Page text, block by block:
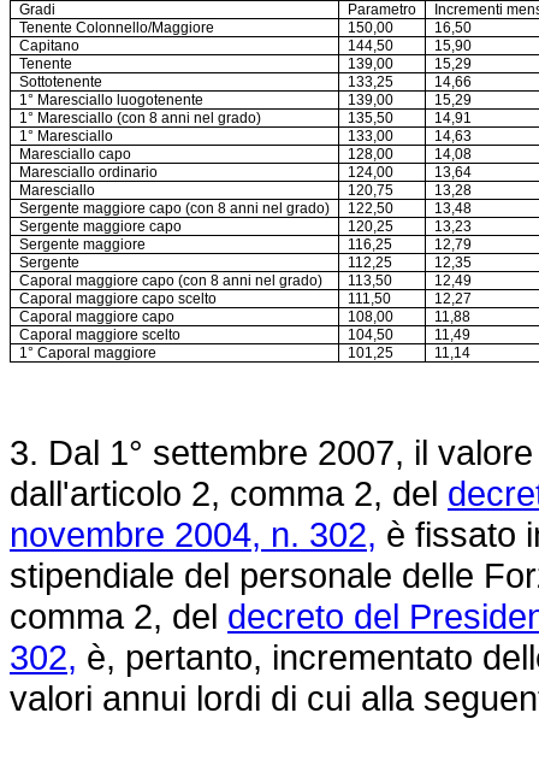
Gradi Parametro
Incrementi
Tenente Colonnello/Maggiore
150,00
16,50
Capitano
144,50
15,90
Tenente
139,00
15,29
Sottotenente
133,25
14,66
1° Maresciallo luogotenente
139,00
15,29
1° Maresciallo (con 8 anni nel grado)
135,50
14,91
1° Maresciallo
133,00
14,63
Maresciallo capo
128,00
14,08
Maresciallo ordinario
124,00
13,64
Maresciallo
120,75
13,28
Sergente maggiore capo (con 8 anni nel grado)
122,50
13,48
Sergente maggiore capo
120,25
13,23
Sergente maggiore
116,25
12,79
Sergente
112,25
12,35
Caporal maggiore capo (con 8 anni nel grado)
113,50
12,49
Caporal maggiore capo scelto
111,50
12,27
Caporal maggiore capo
108,00
11,88
Caporal maggiore scelto
104,50
11,49
1° Caporal maggiore
101,25 11,14
3. Dal 1° settembre 2007, il
dall'articolo 2, comma 2, del
novembre 2004, n. 302, è fissato
stipendiale del personale delle
comma 2, del decreto del
302, è, pertanto, incrementato
valori annui lordi di cui alla